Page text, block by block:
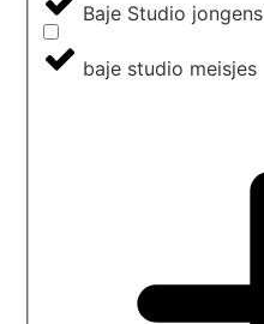
Baje Studio jongens
baje studio meisjes